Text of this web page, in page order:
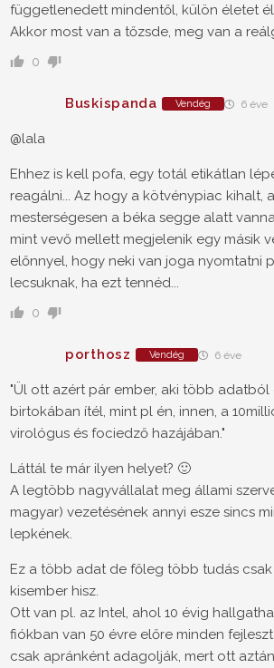
függetlenedett mindentől, külön életet
Akkor most van a tőzsde, meg van a
0
Buskispanda Vendég 6 éve
@lala
Ehhez is kell pofa, egy totál etikátlan
reagálni... Az hogy a kötvénypiac kihalt,
mesterségesen a béka segge alatt
mint vevő mellett megjelenik egy másik
előnnyel, hogy neki van joga nyomtatni
lecsuknak, ha ezt tennéd...
0
porthosz Vendég 6 éve
"Ül ott azért pár ember, aki több
birtokában ítél, mint pl én, innen, a
virológus és fociedző hazájában."
Láttál te már ilyen helyet? 🙂
A legtöbb nagyvállalat meg állami
magyar) vezetésének annyi esze sincs
lepkének.
Ez a több adat de főleg több tudás
kisember hisz.
Ott van pl. az Intel, ahol 10 évig
fiókban van 50 évre előre minden
csak apránként adagolják, mert ott